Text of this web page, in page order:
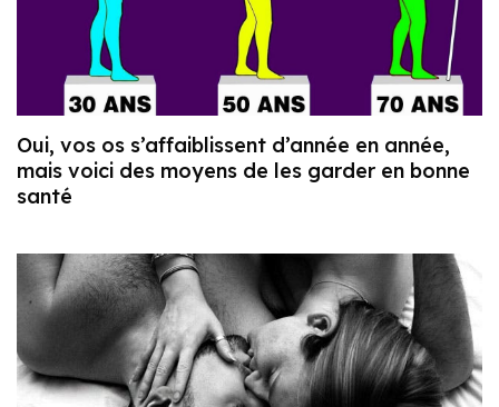
Oui, vos os s’affaiblissent d’année en année,
mais voici des moyens de les garder en bonne
santé